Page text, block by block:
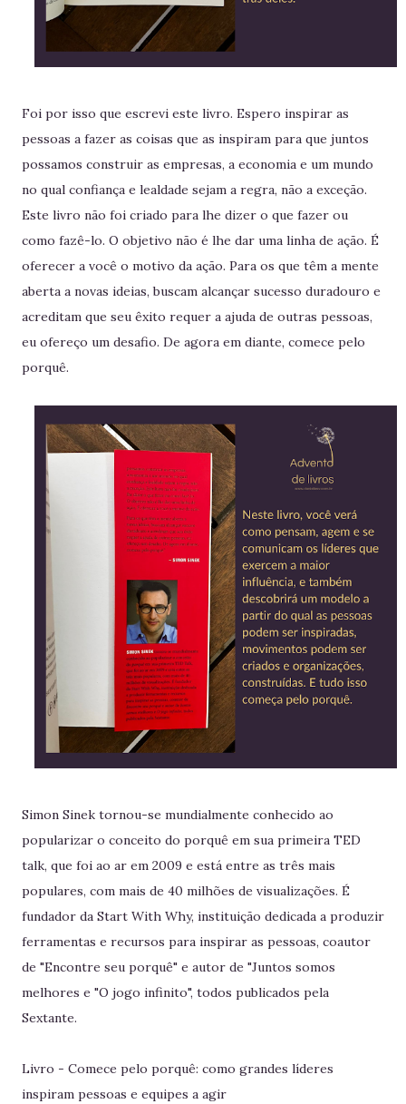
Foi por isso que escrevi este livro. Espero inspirar as
pessoas a fazer as coisas que as inspiram para que juntos
possamos construir as empresas, a economia e um mundo
no qual confiança e lealdade sejam a regra, não a exceção.
Este livro não foi criado para lhe dizer o que fazer ou
como fazê-lo. O objetivo não é lhe dar uma linha de ação. É
oferecer a você o motivo da ação. Para os que têm a mente
aberta a novas ideias, buscam alcançar sucesso duradouro e
acreditam que seu êxito requer a ajuda de outras pessoas,
eu ofereço um desafio. De agora em diante, comece pelo
porquê.
Simon Sinek tornou-se mundialmente conhecido ao
popularizar o conceito do porquê em sua primeira TED
talk, que foi ao ar em 2009 e está entre as três mais
populares, com mais de 40 milhões de visualizações. É
fundador da Start With Why, instituição dedicada a produzir
ferramentas e recursos para inspirar as pessoas, coautor
de "Encontre seu porquê" e autor de "Juntos somos
melhores e "O jogo infinito", todos publicados pela
Sextante.
Livro - Comece pelo porquê: como grandes líderes
inspiram pessoas e equipes a agir